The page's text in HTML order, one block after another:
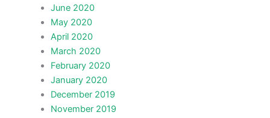
June 2020
May 2020
April 2020
March 2020
February 2020
January 2020
December 2019
November 2019